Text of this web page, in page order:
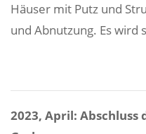
Häuser mit Putz und
und Abnutzung. Es wird
2023, April: Abschluss